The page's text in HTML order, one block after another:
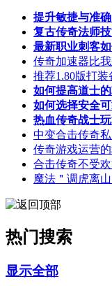
提升敏捷与准
复古传奇法师
最新职业刺客
传奇加速器比
推荐1.80版打
如何提高道士
如何选择安全
热血传奇战士
中变合击传奇
传奇游戏运营
合击传奇不受
魔法＂调虎离
热门搜索
显示全部